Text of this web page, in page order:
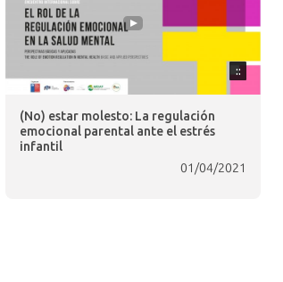
::
(No) estar molesto: La regulación
emocional parental ante el estrés
infantil
01/04/2021